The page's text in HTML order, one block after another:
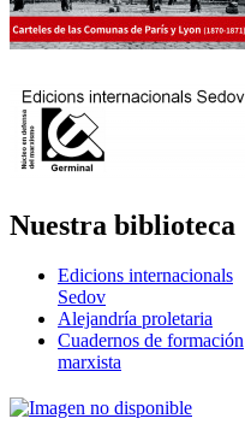
Nuestra biblioteca
Edicions internacionals
Sedov
Alejandría proletaria
Cuadernos de formación
marxista